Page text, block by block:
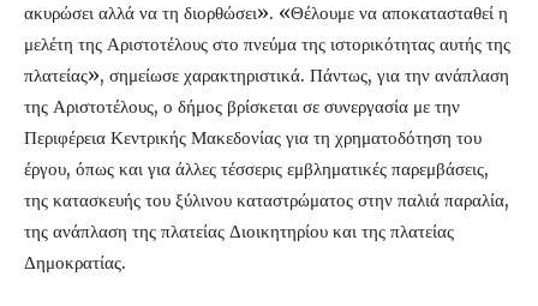
ακυρώσει αλλά να τη διορθώσει». «Θέλουμε να αποκατασταθεί η
μελέτη της Αριστοτέλους στο πνεύμα της ιστορικότητας αυτής της
πλατείας», σημείωσε χαρακτηριστικά. Πάντως, για την ανάπλαση
της Αριστοτέλους, ο δήμος βρίσκεται σε συνεργασία με την
Περιφέρεια Κεντρικής Μακεδονίας για τη χρηματοδότηση του
έργου, όπως και για άλλες τέσσερις εμβληματικές παρεμβάσεις,
της κατασκευής του ξύλινου καταστρώματος στην παλιά παραλία,
της ανάπλαση της πλατείας Διοικητηρίου και της πλατείας
Δημοκρατίας.